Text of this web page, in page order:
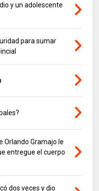
y un adolescente
para sumar
Orlando Gramajo le
entregue el cuerpo
dos veces y dio